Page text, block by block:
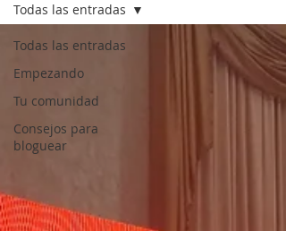
Todas las entradas
Empezando
Tu comunidad
Consejos para
bloguear
Todas las entradas